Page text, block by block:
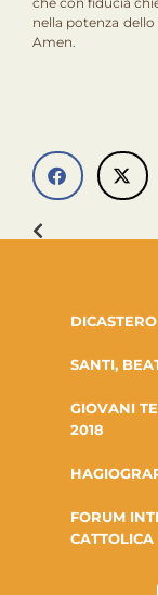
nella potenza
Amen.
SANTI,
GIOVANI
2018
FORUM
CATTOLICA